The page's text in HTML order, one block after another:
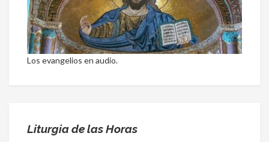
Los evangelios en audio.
Liturgia de las Horas